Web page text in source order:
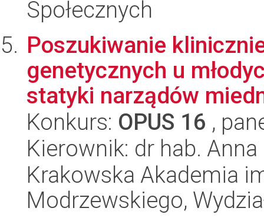
Społecznych
Poszukiwanie
genetycznych u
statyki narządów
Konkurs: OPUS 16 ,
Kierownik: dr hab.
Krakowska Akademia
Modrzewskiego,